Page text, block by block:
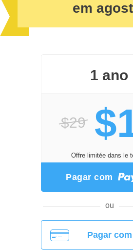
em
1 ano
$29
Offre limitée dans le
Pagar com
ou
Pagar